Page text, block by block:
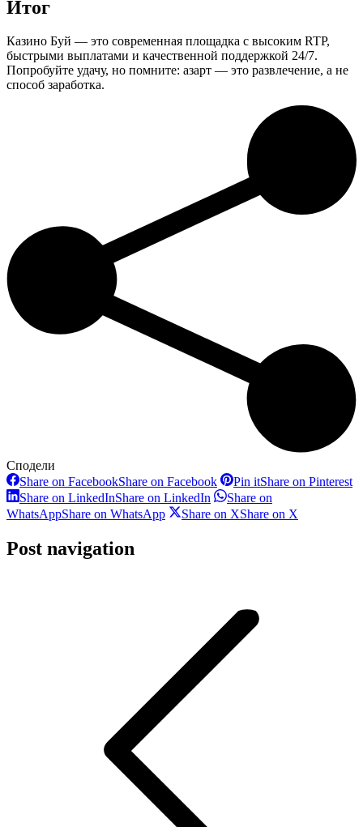
Итог
Казино Буй — это современная площадка с высоким RTP,
быстрыми выплатами и качественной поддержкой 24/7.
Попробуйте удачу, но помните: азарт — это развлечение, а не
способ заработка.
Сподели
Share on FacebookShare on Facebook Pin itShare on Pinterest
Share on LinkedInShare on LinkedIn
Share on
WhatsAppShare on WhatsApp Share on XShare on X
Post navigation